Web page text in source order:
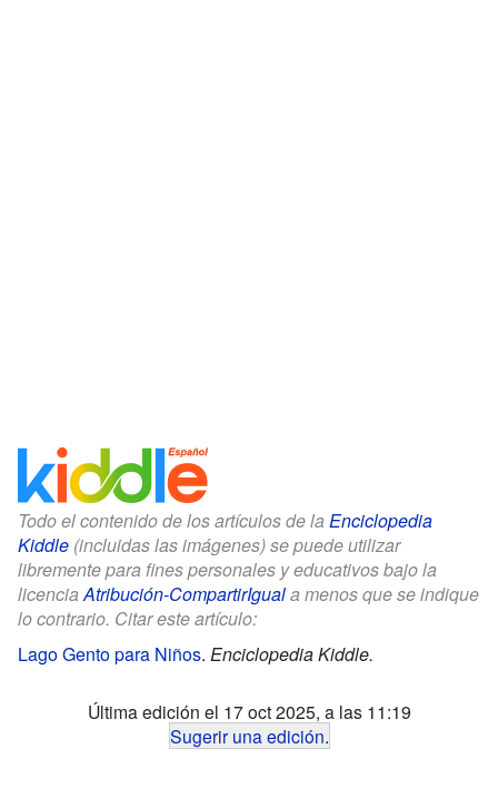
Todo el contenido de los artículos de la Enciclopedia
Kiddle (incluidas las imágenes) se puede utilizar
libremente para fines personales y educativos bajo la
licenciaAtribución-CompartirIguala menos que se indique
lo contrario. Citar este artículo:
Lago Gento para Niños. Enciclopedia Kiddle.
Última edición el 17 oct 2025, a las 11:19
Sugerir una edición.